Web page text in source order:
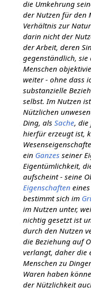
die Umkehrung
der Nutzen für den
Verhältnis zur
darin nicht der
der Arbeit, deren
gegenständlich, sie
Menschen
weiter - ohne dass
substanzielle
selbst. Im Nutzen
Nützlichen
Ding, als Sache, die
hierfür erzeugt ist,
ein Ganzes seiner
Eigentümlichkeit,
aufscheint - seine
Eigenschaften
bestimmt sich im
im Nutzen unter,
nichtig gesetzt ist
durch den Nutzen
die Beziehung auf
verlangt, daher die
Menschen zu
Waren haben
der Nützlichkeit